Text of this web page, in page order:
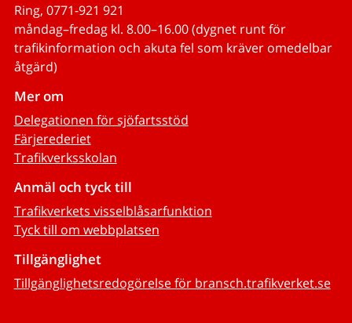
Ring, 0771-921 921
måndag–fredag kl. 8.00–16.00 (dygnet runt för
trafikinformation och akuta fel som kräver omedelbar
åtgärd)
Mer om
Delegationen för sjöfartsstöd
Färjerederiet
Trafikverksskolan
Anmäl och tyck till
Trafikverkets visselblåsarfunktion
Tyck till om webbplatsen
Tillgänglighet
Tillgänglighetsredogörelse för bransch.trafikverket.se